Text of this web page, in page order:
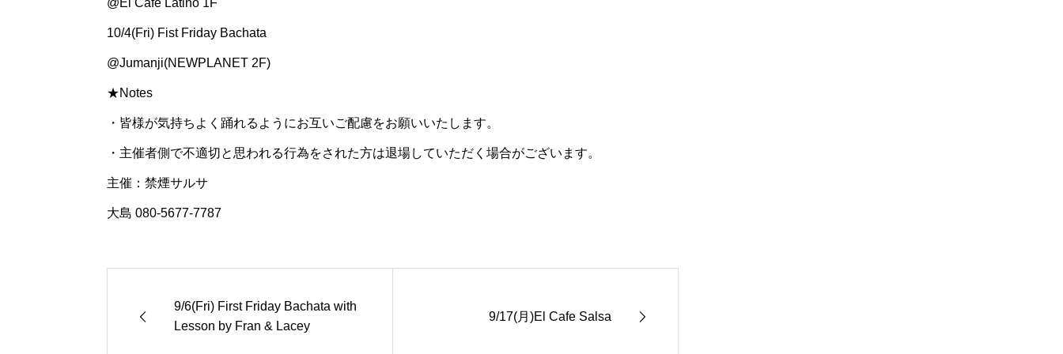
@El Cafe Latino 1F
10/4(Fri) Fist Friday Bachata
@Jumanji(NEWPLANET 2F)
★Notes
・皆様が気持ちよく踊れるようにお互いご配慮をお願いいたします。
・主催者側で不適切と思われる行為をされた方は退場していただく場合がございます。
主催：禁煙サルサ
大島 080-5677-7787
9/6(Fri) First Friday Bachata with
Lesson by Fran & Lacey
9/17(月)El Cafe Salsa